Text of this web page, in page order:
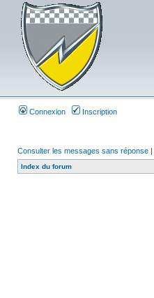
Connexion Inscription
Consulter les messages sans réponse |
Index du forum